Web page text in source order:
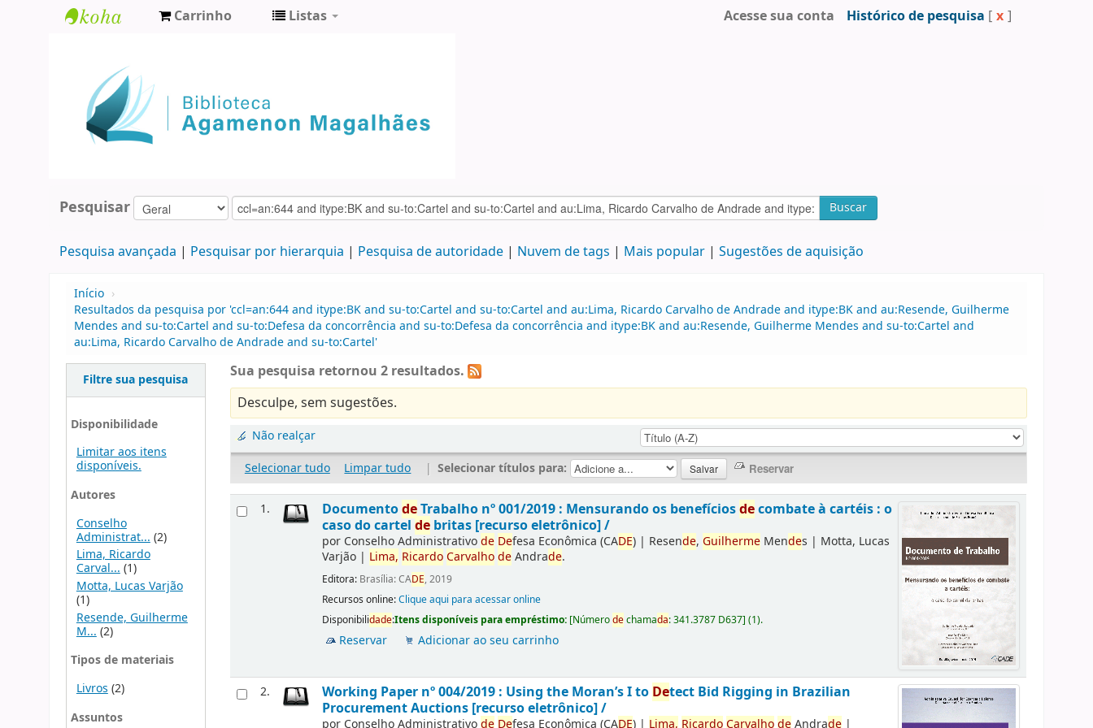
Agamenon
Magalhães
Carrinho Listas Acesse sua conta Histórico de pesquisa [ x ]
Pesquisar Buscar
Pesquisa avançada Pesquisar por hierarquia Pesquisa de autoridade Nuvem de tags Mais popular Sugestões de aquisição
Início ›
Resultados da pesquisa por 'ccl=an:644 and itype:BK and su-to:Cartel and su-to:Cartel and au:Lima, Ricardo Carvalho de Andrade and itype:BK and au:Resende, Guilherme
Mendes and su-to:Cartel and su-to:Defesa da concorrência and su-to:Defesa da concorrência and itype:BK and au:Resende, Guilherme Mendes and su-to:Cartel and
au:Lima, Ricardo Carvalho de Andrade and su-to:Cartel'
Filtre sua pesquisa
Disponibilidade
Limitar aos itens
disponíveis.
Autores
Conselho
Administrat... (2)
Lima, Ricardo
Carval...(1)
Motta, Lucas Varjão
(1)
Resende, Guilherme
M... (2)
Tipos de materiais
Livros (2)
Assuntos
Sua pesquisa retornou 2 resultados.
Desculpe, sem sugestões.
Não realçar
Selecionar tudo
Limpar tudo | Selecionar títulos para:
1. DocumentodeTrabalho nº 001/2019 : Mensurando os benefíciosdecombate à cartéis : o
caso do cartelde britas [recurso eletrônico] /
por Conselho Administrativode Defesa Econômica (CADE) | Resende,Guilherme Mendes | Motta, Lucas
Varjão | Lima, RicardoCarvalhodeAndrade.
Editora: Brasília: CADE, 2019
Recursos online:Clique aqui para acessar online
Disponibilidade:Itens disponíveis para empréstimo: [Númerodechamada:341.3787 D637](1).
Reservar Adicionar ao seu carrinho
2. Working Paper nº 004/2019 : Using the Moran’s I to Detect Bid Rigging in Brazilian
Procurement Auctions [recurso eletrônico] /